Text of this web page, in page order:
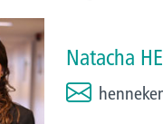
Natacha